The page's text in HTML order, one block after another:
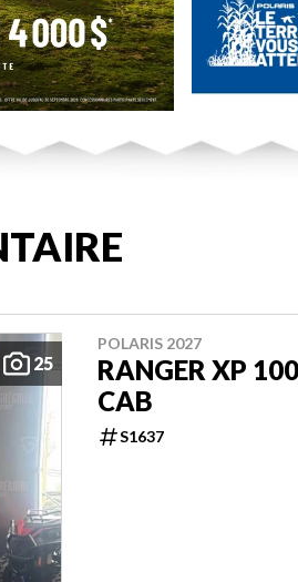
25
POLARIS 2027
RANGER XP
CAB
S1637